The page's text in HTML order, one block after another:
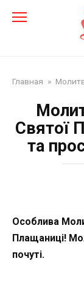
Главная »
Святої
та
Особлива
Плащаниці!
почуті.